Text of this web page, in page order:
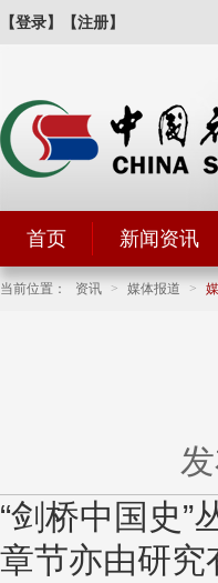
【登录】 【注册】
首页 新闻资讯
当前位置： 资讯 > 媒体报道 >
“剑桥中国史
章节亦由研究